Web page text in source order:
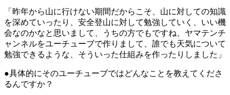
「昨年から山に行けない期間だからこそ、山に対しての知識
を深めていったり、安全登山に対して勉強していく、いい機
会なのかなと思いまして、うちの方でもですね、ヤマテンチ
ャンネルをユーチューブで作りまして、誰でも天気について
勉強できるような、そういった仕組みを作ったりしました」
●具体的にそのユーチューブではどんなことを教えてくださ
るんですか？